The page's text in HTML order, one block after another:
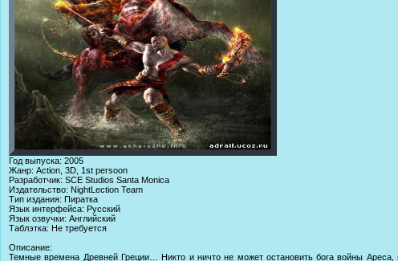
Год выпуска: 2005
Жанр: Action, 3D, 1st persoon
Разработчик: SCE Studios Santa Monica
Издательство: NightLection Team
Тип издания: Пиратка
Язык интерфейса: Русский
Язык озвучки: Английский
Таблэтка: Не требуется
Описание:
Темные времена Древней Греции… Никто и ничто не может остановить бога войны